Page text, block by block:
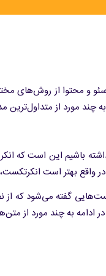
و محتوا از روش‌های
چند مورد از
باشیم این است که
واقع بهتر است
گفته می‌شود که از
ادامه به چند مورد از